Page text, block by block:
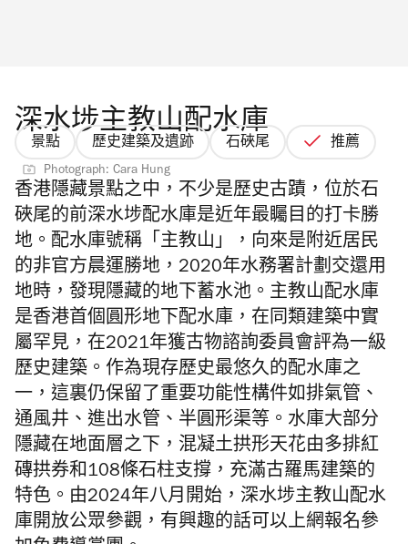
深水埗主教山配水庫
景點 歷史建築及遺跡 石硤尾 推薦
Photograph: Cara Hung
香港隱藏景點之中，不少是歷史古蹟，位於石
硤尾的前深水埗配水庫是近年最矚目的打卡勝
地。配水庫號稱「主教山」，向來是附近居民
的非官方晨運勝地，2020年水務署計劃交還用
地時，發現隱藏的地下蓄水池。 主教山配水庫
是香港首個圓形地下配水庫，在同類建築中實
屬罕見，在2021年獲古物諮詢委員會評為一級
歷史建築。作為現存歷史最悠久的配水庫之
一，這裏仍保留了重要功能性構件如排氣管、
通風井、進出水管、半圓形渠等。水庫大部分
隱藏在地面層之下，混凝土拱形天花由多排紅
磚拱券和108條石柱支撐，充滿古羅馬建築的
特色。由2024年八月開始，深水埗主教山配水
庫開放公眾參觀，有興趣的話可以上網報名參